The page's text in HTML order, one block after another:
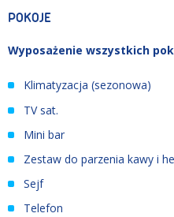
POKOJE
Wyposażenie wszystkich
Klimatyzacja (sezonowa)
TV sat.
Mini bar
Zestaw do parzenia kawy i
Sejf
Telefon